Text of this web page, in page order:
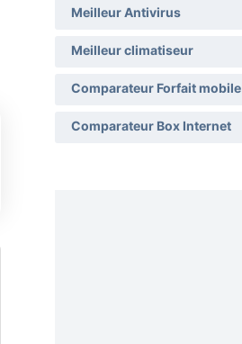
Meilleur Antivirus
Meilleur climatiseur
Comparateur Forfait mobile
Comparateur Box Internet